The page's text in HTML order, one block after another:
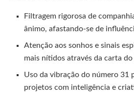
Filtragem rigorosa de
ânimo, afastando-se de
Atenção aos sonhos e sinais
mais nítidos através da carta do
Uso da vibração do número 31
projetos com inteligência e